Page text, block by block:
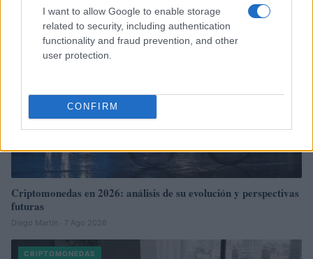
I want to allow Google to enable storage
related to security, including authentication
functionality and fraud prevention, and other
user protection.
CONFIRM
Criptomonedas en 2026: análisis de su evolución y perspectivas
futuras
Diego Martín · 7 Ago 2026
CRIPTOMONEDAS